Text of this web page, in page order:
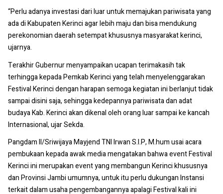
“Perlu adanya investasi dari luar untuk memajukan pariwisata yang
ada di Kabupaten Kerinci agar lebih maju dan bisa mendukung
perekonomian daerah setempat khususnya masyarakat kerinci,
ujarnya.
Terakhir Gubernur menyampaikan ucapan terimakasih tak
terhingga kepada Pemkab Kerinci yang telah menyelenggarakan
Festival Kerinci dengan harapan semoga kegiatan ini berlanjut tidak
sampai disini saja, sehingga kedepannya pariwisata dan adat
budaya Kab. Kerinci akan dikenal oleh orang luar sampai ke kancah
Internasional, ujar Sekda.
Pangdam II/Sriwijaya Mayjend TNI Irwan S.I.P, M.hum usai acara
pembukaan kepada awak media mengatakan bahwa event Festival
Kerinci ini merupakan event yang membangun Kerinci khususnya
dan Provinsi Jambi umumnya, untuk itu perlu dukungan Instansi
terkait dalam usaha pengembangannya apalagi Festival kali ini